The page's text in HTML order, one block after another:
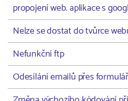
propojení web. aplikace s
Nelze se dostat do tvůrce
Nefunkční ftp
Odesílání emailů přes formulář